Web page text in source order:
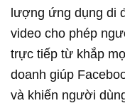
lượng ứng dụng di
video cho phép
trực tiếp từ khắp
doanh giúp
và khiến người